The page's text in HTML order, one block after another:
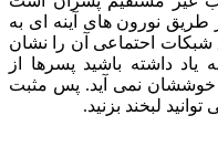
نورون های آینه ای به
احتماعی آن را نشان
داشته باشید پسرها از
نمی آید. پس مثبت
لبخند بزنید.